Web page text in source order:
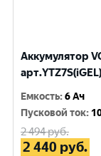
Аккумулятор
Емкость:6 Ач
Пусковой ток:
2 494руб.
2 440 руб.